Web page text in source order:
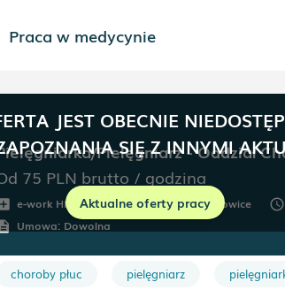
Praca w medycynie
JEST OBECNIE
SIĘ Z INNYMI
Aktualne oferty pracy
Pielęgniarz - Oddział
75 PLN brutto / godzina
e-work HR Company Poland room Katowice schedule
description Umowa: Dowolna
choroby płuc pielęgniarz